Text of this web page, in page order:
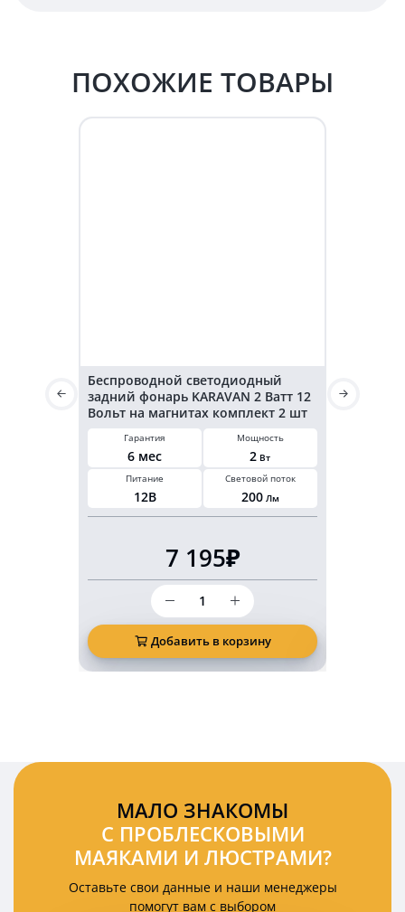
ПОХОЖИЕ ТОВАРЫ
Беспроводной светодиодный
задний фонарь KARAVAN 2 Ватт 12
Вольт на магнитах комплект 2 шт
Гарантия
6 мес
Мощность
2 Вт
Питание
12В
Световой поток
200 Лм
7 195₽
Количество
товара
Беспроводной
светодиодный
задний
фонарь
комплект
2
шт
Добавить в корзину
МАЛО ЗНАКОМЫ
С ПРОБЛЕСКОВЫМИ
МАЯКАМИ И ЛЮСТРАМИ?
Оставьте свои данные и наши менеджеры
помогут вам с выбором